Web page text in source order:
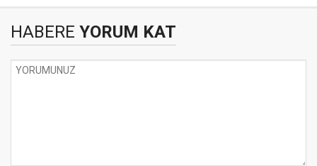
HABERE YORUM KAT